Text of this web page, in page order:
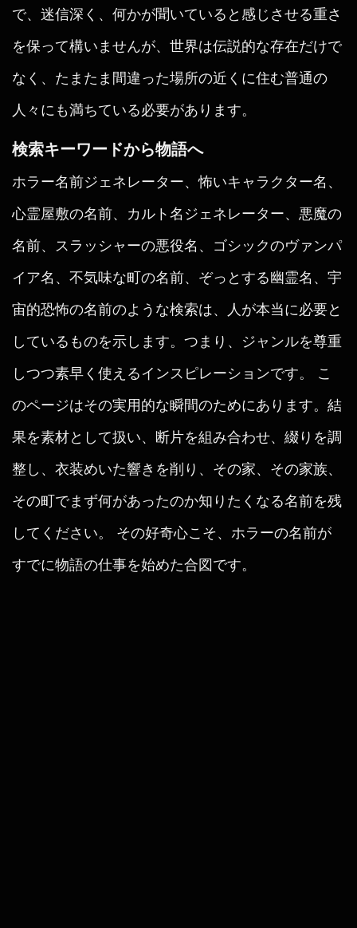
で、迷信深く、何かが聞いていると感じさせる重さ
を保って構いませんが、世界は伝説的な存在だけで
なく、たまたま間違った場所の近くに住む普通の
人々にも満ちている必要があります。
検索キーワードから物語へ
ホラー名前ジェネレーター、怖いキャラクター名、
心霊屋敷の名前、カルト名ジェネレーター、悪魔の
名前、スラッシャーの悪役名、ゴシックのヴァンパ
イア名、不気味な町の名前、ぞっとする幽霊名、宇
宙的恐怖の名前のような検索は、人が本当に必要と
しているものを示します。つまり、ジャンルを尊重
しつつ素早く使えるインスピレーションです。 こ
のページはその実用的な瞬間のためにあります。結
果を素材として扱い、断片を組み合わせ、綴りを調
整し、衣装めいた響きを削り、その家、その家族、
その町でまず何があったのか知りたくなる名前を残
してください。 その好奇心こそ、ホラーの名前が
すでに物語の仕事を始めた合図です。